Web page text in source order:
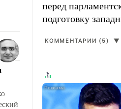
с
перед
подготовку
КОММЕНТАРИИ (5) ▼